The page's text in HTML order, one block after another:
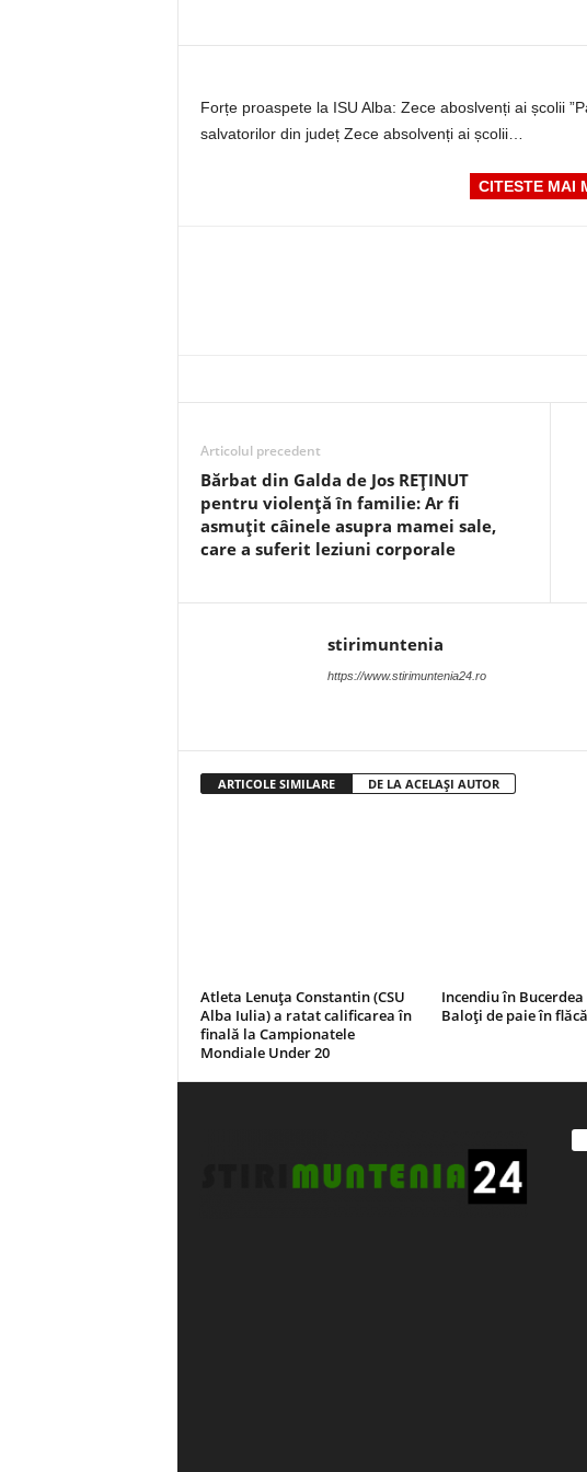
Forțe proaspete la ISU Alba: Zece aboslvenți ai școlii
salvatorilor din județ Zece absolvenți ai școlii…
CITESTE MAI
Articolul precedent
Bărbat din Galda de Jos REȚINUT
pentru violență în familie: Ar fi
asmuțit câinele asupra mamei sale,
care a suferit leziuni corporale
stirimuntenia
https://www.stirimuntenia24.ro
ARTICOLE SIMILARE DE LA ACELAȘI AUTOR
Atleta Lenuța Constantin (CSU
Alba Iulia) a ratat calificarea în
finală la Campionatele
Mondiale Under 20
Incendiu în
Baloți de paie în